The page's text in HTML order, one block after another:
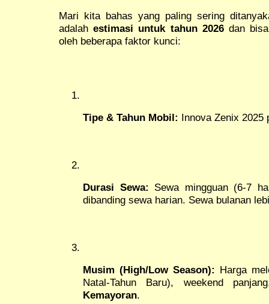
Mari kita bahas yang paling sering
adalahestimasi untuk tahun 2026dan bisa
oleh beberapa faktor kunci:
Tipe & Tahun Mobil: Innova Zenix 2025
Durasi Sewa: Sewa mingguan (6-7
dibanding sewa harian. Sewa bulanan
Musim (High/Low Season): Harga
Natal-Tahun Baru), weekend
Kemayoran.